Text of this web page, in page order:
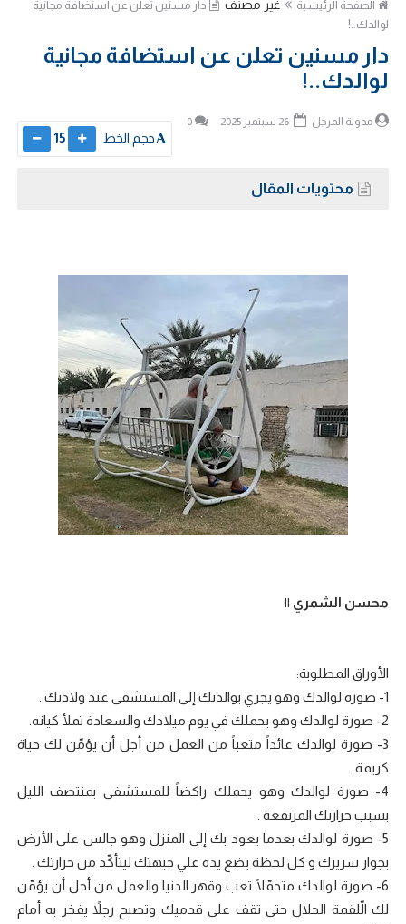
الصفحة الرئيسية غير مصنف
دار مسنين تعلن عن استضافة مجانية
لوالدك..!
دار مسنين تعلن عن استضافة مجانية
لوالدك..!
مدونة المرجل 0
حجم الخط 15
محتويات المقال
محسن الشمري ||
الأوراق المطلوبة:
1- صورة لوالدك وهو يجري بوالدتك إلى المستشفى عند ولادتك .
2- صورة لوالدك وهو يحملك في يوم ميلادك والسعادة تملأ كيانه.
3- صورة لوالدك عائداً متعباً من العمل من أجل أن يؤمّن لك حياة
كريمة .
4- صورة لوالدك وهو يحملك راكضاً للمستشفى بمنتصف الليل
بسبب حرارتك المرتفعة .
5- صورة لوالدك بعدما يعود بك إلى المنزل وهو جالس على الأرض
بجوار سريرك و كل لحظة يضع يده علي جبهتك ليتأكّد من حرارتك .
6- صورة لوالدك متحمّلًا تعب وقهر الدنيا والعمل من أجل أن يؤمّن
لك الّلقمة الحلال حتى تقف على قدميك وتصبح رجلاً يفخر به أمام